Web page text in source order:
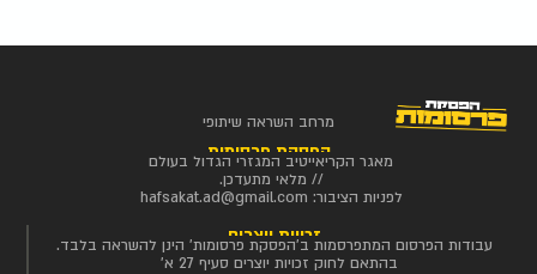
מרחב השראה שיתופי
הפסקת פרסומות
מאגר הקריאייטיב המגזרי הגדול בעולם
// מלאי מתעדכן.
לפניות הציבור: hafsakat.ad@gmail.com
זכויות יוצרים
עבודות הפרסום המתפרסמות ב'הפסקת פרסומות' הינן להשראה בלבד.
בהתאם לחוק זכויות יוצרים סעיף 27 א'